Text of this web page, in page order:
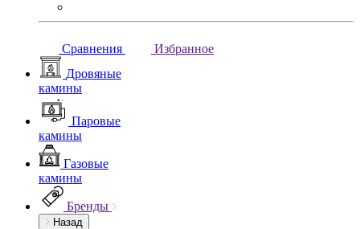
Сравнения
Избранное
Дровяные
камины
Паровые
камины
Газовые
камины
Бренды
Назад